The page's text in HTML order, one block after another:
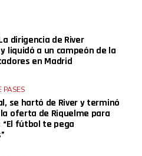
dirigencia de River
liquidó a un campeón de la
en Madrid
PASES
se hartó de River y terminó
oferta de Riquelme para
“El fútbol te pega